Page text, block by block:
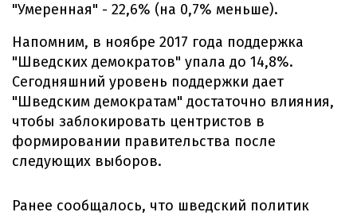
"Умеренная" - 22,6% (на 0,7% меньше).
Напомним, в ноябре 2017 года поддержка
"Шведских демократов" упала до 14,8%.
Сегодняшний уровень поддержки дает
"Шведским демократам" достаточно влияния,
чтобы заблокировать центристов в
формировании правительства после
следующих выборов.
Ранее сообщалось, что шведский политик